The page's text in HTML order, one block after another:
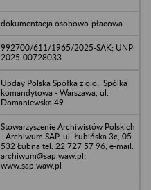
dokumentacja osobowo-płacowa
992700/611/1965/2025-SAK; UNP:
2025-00728033
Upday Polska Spółka z o.o.. Spólka
komandytowa - Warszawa, ul.
Domaniewska 49
Stowarzyszenie Archiwistów Polskich
- Archiwum SAP, ul. Łubińska 3c, 05-
532 Łubna tel. 22 727 57 96, e-mail:
archiwum@sap.waw.pl;
www.sap.waw.pl